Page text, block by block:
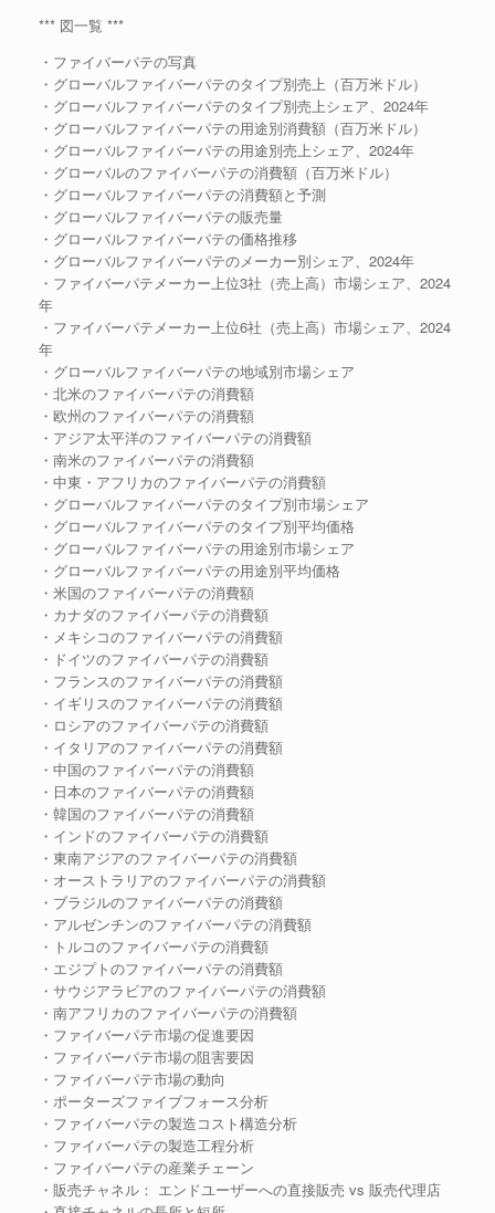
*** 図一覧 ***
・ファイバーパテの写真
・グローバルファイバーパテのタイプ別売上（百万米ドル）
・グローバルファイバーパテのタイプ別売上シェア、2024年
・グローバルファイバーパテの用途別消費額（百万米ドル）
・グローバルファイバーパテの用途別売上シェア、2024年
・グローバルのファイバーパテの消費額（百万米ドル）
・グローバルファイバーパテの消費額と予測
・グローバルファイバーパテの販売量
・グローバルファイバーパテの価格推移
・グローバルファイバーパテのメーカー別シェア、2024年
・ファイバーパテメーカー上位3社（売上高）市場シェア、2024
年
・ファイバーパテメーカー上位6社（売上高）市場シェア、2024
年
・グローバルファイバーパテの地域別市場シェア
・北米のファイバーパテの消費額
・欧州のファイバーパテの消費額
・アジア太平洋のファイバーパテの消費額
・南米のファイバーパテの消費額
・中東・アフリカのファイバーパテの消費額
・グローバルファイバーパテのタイプ別市場シェア
・グローバルファイバーパテのタイプ別平均価格
・グローバルファイバーパテの用途別市場シェア
・グローバルファイバーパテの用途別平均価格
・米国のファイバーパテの消費額
・カナダのファイバーパテの消費額
・メキシコのファイバーパテの消費額
・ドイツのファイバーパテの消費額
・フランスのファイバーパテの消費額
・イギリスのファイバーパテの消費額
・ロシアのファイバーパテの消費額
・イタリアのファイバーパテの消費額
・中国のファイバーパテの消費額
・日本のファイバーパテの消費額
・韓国のファイバーパテの消費額
・インドのファイバーパテの消費額
・東南アジアのファイバーパテの消費額
・オーストラリアのファイバーパテの消費額
・ブラジルのファイバーパテの消費額
・アルゼンチンのファイバーパテの消費額
・トルコのファイバーパテの消費額
・エジプトのファイバーパテの消費額
・サウジアラビアのファイバーパテの消費額
・南アフリカのファイバーパテの消費額
・ファイバーパテ市場の促進要因
・ファイバーパテ市場の阻害要因
・ファイバーパテ市場の動向
・ポーターズファイブフォース分析
・ファイバーパテの製造コスト構造分析
・ファイバーパテの製造工程分析
・ファイバーパテの産業チェーン
・販売チャネル： エンドユーザーへの直接販売 vs 販売代理店